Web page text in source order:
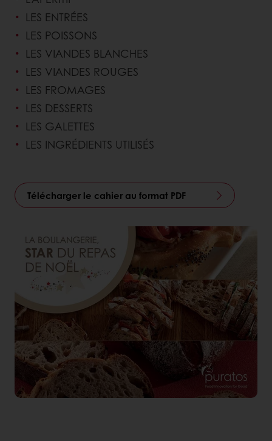
LES ENTRÉES
LES POISSONS
LES VIANDES BLANCHES
LES VIANDES ROUGES
LES FROMAGES
LES DESSERTS
LES GALETTES
LES INGRÉDIENTS UTILISÉS
Télécharger le cahier au format PDF